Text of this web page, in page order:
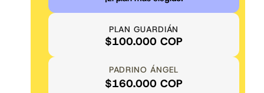
PLAN GUARDIÁN
$100.000 COP
PADRINO ÁNGEL
$160.000 COP